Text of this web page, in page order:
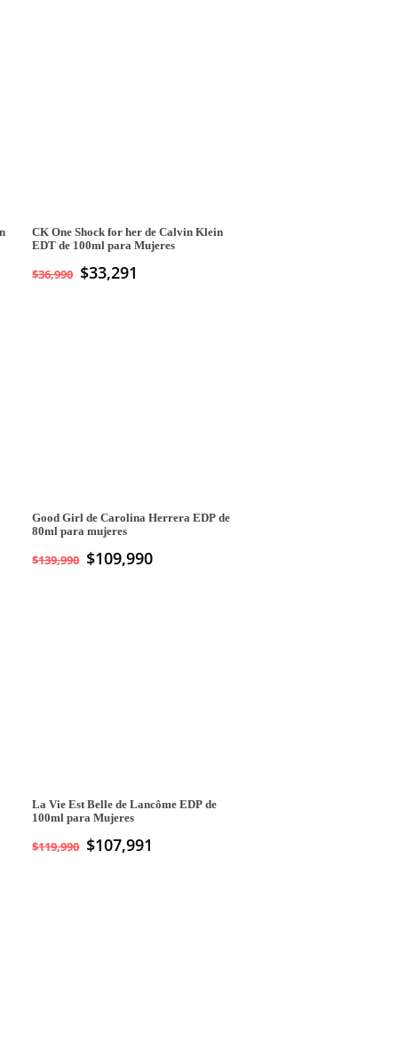
CK One Shock for her de Calvin Klein
EDT de 100ml para Mujeres
$36,990 $33,291
Good Girl de Carolina Herrera EDP de
80ml para mujeres
$139,990 El
$109,990El
La Vie Est Belle de Lancôme EDP de
100ml para Mujeres
$119,990 $107,991